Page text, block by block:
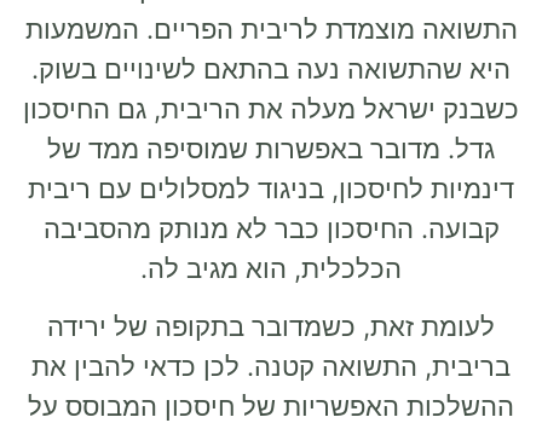
לריבית הפריים. המשמעות
נעה בהתאם לשינויים בשוק.
מעלה את הריבית, גם החיסכון
באפשרות שמוסיפה ממד של
בניגוד למסלולים עם ריבית
החיסכון כבר לא מנותק מהסביבה
הכלכלית, הוא מגיב לה.
כשמדובר בתקופה של ירידה
התשואה קטנה. לכן כדאי להבין את
האפשריות של חיסכון המבוסס על